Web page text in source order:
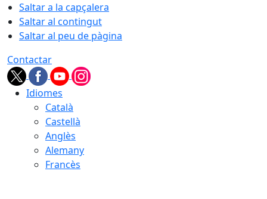
Saltar a la capçalera
Saltar al contingut
Saltar al peu de pàgina
Contactar
Idiomes
Català
Castellà
Anglès
Alemany
Francès